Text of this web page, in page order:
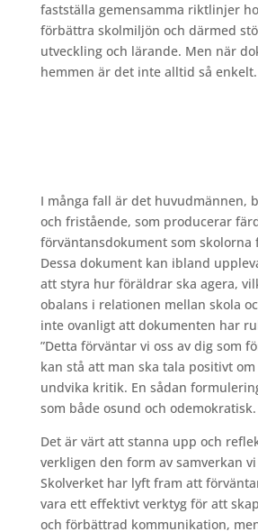
fastställa gemensamma riktlinjer
förbättra skolmiljön och därmed
utveckling och lärande. Men när
hemmen är det inte alltid så enkelt.
I många fall är det huvudmännen,
och fristående, som producerar
förväntansdokument som skolorna
Dessa dokument kan ibland
att styra hur föräldrar ska agera,
obalans i relationen mellan skola
inte ovanligt att dokumenten har
”Detta förväntar vi oss av dig som
kan stå att man ska tala positivt
undvika kritik. En sådan
som både osund och odemokratisk.
Det är värt att stanna upp och
verkligen den form av samverkan
Skolverket har lyft fram att
vara ett effektivt verktyg för att
och förbättrad kommunikation,